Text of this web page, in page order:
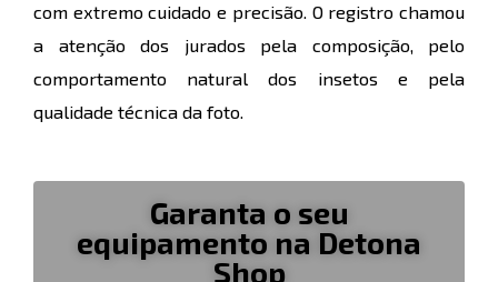
com extremo cuidado e precisão. O registro chamou
a atenção dos jurados pela composição, pelo
comportamento natural dos insetos e pela
qualidade técnica da foto.
Garanta o seu
equipamento na Detona
Shop